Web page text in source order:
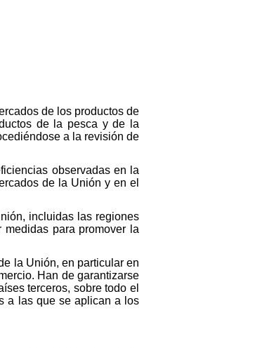
de los productos de
de la pesca y de la
a la revisión de
observadas en la
de la Unión y en el
incluidas las regiones
para promover la
la Unión, en particular en
Han de garantizarse
terceros, sobre todo el
a las que se aplican a los